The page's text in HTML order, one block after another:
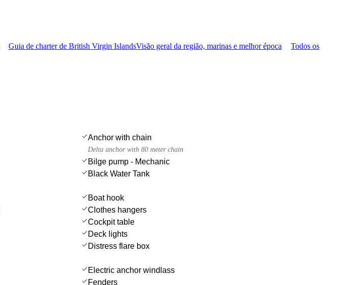
Guia de charter de British Virgin IslandsVisão geral da região, marinas e melhor época
Todos os
Anchor with chain
Delta anchor with 80 meter chain
Bilge pump - Mechanic
Black Water Tank
Boat hook
Clothes hangers
Cockpit table
Deck lights
Distress flare box
Electric anchor windlass
Fenders